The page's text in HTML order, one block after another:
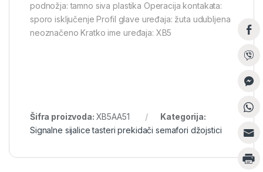
podnožja: tamno siva plastika Operacija kontakata:
sporo isključenje Profil glave uređaja: žuta udubljena
neoznačeno Kratko ime uređaja: XB5
Šifra proizvoda: XB5AA51
Kategorija:
Signalne sijalice tasteri prekidači semafori džojstici